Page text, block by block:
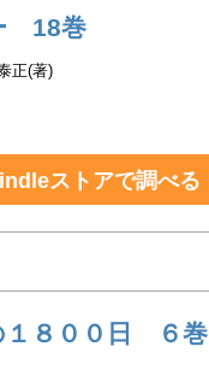
18巻
正(著)
ストアで調べる
１８００日 ６巻